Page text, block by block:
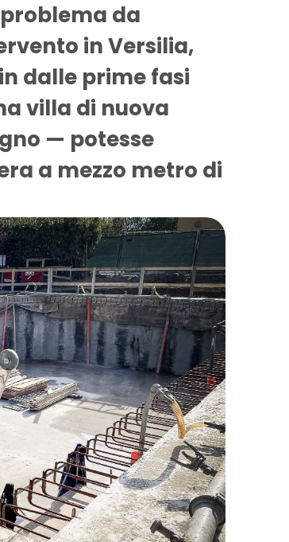
da
in Versilia,
dalle prime fasi
villa di nuova
— potesse
a mezzo metro di